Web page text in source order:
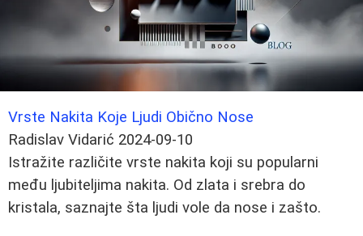
Vrste Nakita Koje Ljudi Obično Nose
Radislav Vidarić 2024-09-10
Istražite različite vrste nakita koji su popularni
među ljubiteljima nakita. Od zlata i srebra do
kristala, saznajte šta ljudi vole da nose i zašto.